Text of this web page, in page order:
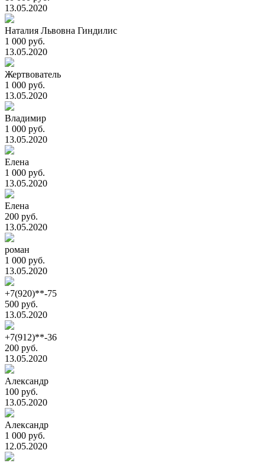
13.05.2020
Наталия Львовна Гиндилис
1 000 руб.
13.05.2020
Жертвователь
1 000 руб.
13.05.2020
Владимир
1 000 руб.
13.05.2020
Елена
1 000 руб.
13.05.2020
Елена
200 руб.
13.05.2020
роман
1 000 руб.
13.05.2020
+7(920)**-75
500 руб.
13.05.2020
+7(912)**-36
200 руб.
13.05.2020
Александр
100 руб.
13.05.2020
Александр
1 000 руб.
12.05.2020